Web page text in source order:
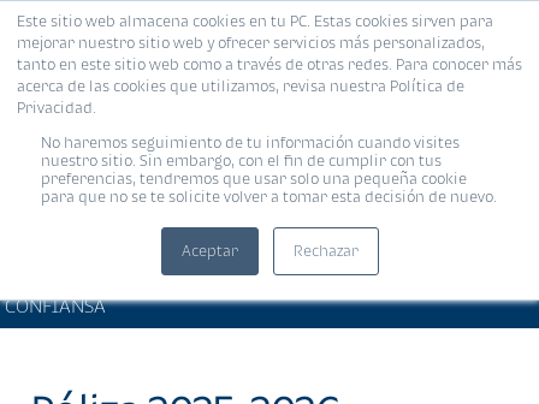
Este sitio web almacena cookies en tu PC. Estas cookies sirven para
mejorar nuestro sitio web y ofrecer servicios más personalizados,
tanto en este sitio web como a través de otras redes. Para conocer más
acerca de las cookies que utilizamos, revisa nuestra Política de
Privacidad.
No haremos seguimiento de tu información cuando visites
nuestro sitio. Sin embargo, con el fin de cumplir con tus
preferencias, tendremos que usar solo una pequeña cookie
para que no se te solicite volver a tomar esta decisión de nuevo.
Aceptar Rechazar
MENÚ
CONFIANSA